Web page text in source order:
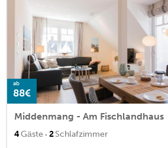
ab
88€
Middenmang - Am Fischlandhaus
4Gäste · 2Schlafzimmer